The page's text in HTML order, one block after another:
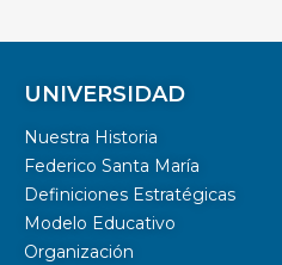
UNIVERSIDAD
Nuestra Historia
Federico Santa María
Definiciones Estratégicas
Modelo Educativo
Organización